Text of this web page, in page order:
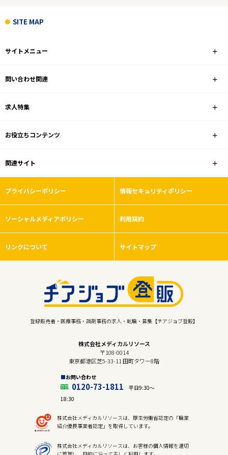
SITE MAP
サイトメニュー
問い合わせ関連
求人特集
お役立ちコンテンツ
関連サイト
プライバシーポリシー 情報セキュリティポリシー
ソーシャルメディアポリシー 利用規約
リンクについて サイトマップ
登録販売者・医療事務・調剤事務の求人・転職・募集【チアジョブ登販】
株式会社メディカルリソース
〒108-0014
東京都港区芝5-33-11 田町タワー8階
お問い合わせ
0120-73-1811
平日9:30〜
18:30
株式会社メディカルリソースは、厚生労働省認定の「職業
紹介優良事業者認定」を取得しています。
株式会社メディカルリソースは、お客様の個人情報を適切